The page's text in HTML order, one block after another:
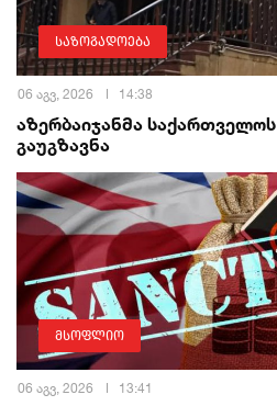
საზოგადოება
06 აგვ, 2026 14:38
აზერბაიჯანმა
გაუგზავნა
მსოფლიო
06 აგვ, 2026 13:41